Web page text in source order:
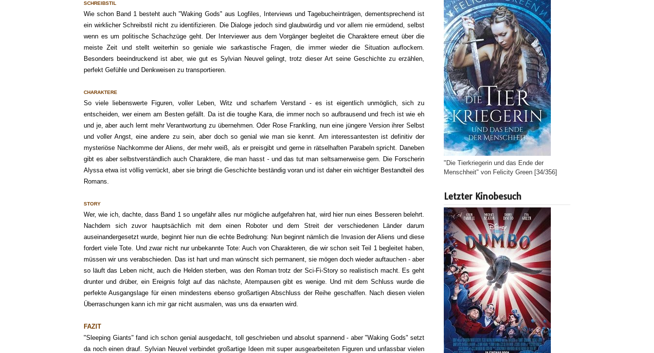
SCHREIBSTIL
Wie schon Band 1 besteht auch "Waking Gods" aus Logfiles, Interviews und Tagebucheinträgen, dementsprechend ist
ein wirklicher Schreibstil nicht zu identifizieren. Die Dialoge jedoch sind glaubwürdig und vor allem nie ermüdend, selbst
wenn es um politische Schachzüge geht. Der Interviewer aus dem Vorgänger begleitet die Charaktere erneut über die
meiste Zeit und stellt weiterhin so geniale wie sarkastische Fragen, die immer wieder die Situation auflockern.
Besonders beeindruckend ist aber, wie gut es Sylvian Neuvel gelingt, trotz dieser Art seine Geschichte zu erzählen,
perfekt Gefühle und Denkweisen zu transportieren.
CHARAKTERE
So viele liebenswerte Figuren, voller Leben, Witz und scharfem Verstand - es ist eigentlich unmöglich, sich zu
entscheiden, wer einem am Besten gefällt. Da ist die toughe Kara, die immer noch so aufbrausend und frech ist wie eh
und je, aber auch lernt mehrVerantwortung zu übernehmen. Oder Rose Frankling, nun eine jüngere Version ihrer Selbst
und voller Angst, eine andere zu sein, aber doch so genial wie man sie kennt. Am interessantesten ist definitiv der
mysteriöse Nachkomme der Aliens, der mehr weiß, als er preisgibt und gerne in rätselhaften Parabeln spricht. Daneben
gibt es aber selbstverständlich auch Charaktere, die man hasst - und das tut man seltsamerweise gern. Die Forscherin
Alyssa etwa ist völlig verrückt, aber sie bringt die Geschichte beständig voran und ist daher ein wichtiger Bestandteil des
Romans.
STORY
Wer, wie ich, dachte, dass Band 1 so ungefähr alles nur mögliche aufgefahren hat, wird hier nun eines Besseren belehrt.
Nachdem sich zuvor hauptsächlich mit dem einen Roboter und dem Streit der verschiedenen Länder darum
auseinandergesetzt wurde, beginnt hier nun die echte Bedrohung: Nun beginnt nämlich die Invasion der Aliens und diese
fordert viele Tote. Undzwar nicht nur unbekannte Tote: Auch von Charakteren, die wir schon seit Teil 1 begleitet haben,
müssen wir uns verabschieden. Das ist hart und man wünscht sich permanent, sie mögen doch wieder auftauchen - aber
so läuft das Leben nicht, auch die Helden sterben, was den Roman trotz der Sci-Fi-Story so realistisch macht. Es geht
drunter und drüber, ein Ereignis folgt auf das nächste, Atempausen gibt es wenige. Und mit dem Schlusswurde die
perfekte Ausgangslage für einen mindestens ebenso großartigen Abschluss der Reihe geschaffen. Nach diesen vielen
Überraschungen kann ich mir gar nicht ausmalen, was uns da erwarten wird.
FAZIT
"Sleeping Giants" fand ich schon genial ausgedacht, toll geschrieben und absolut spannend - aber "Waking Gods" setzt
da noch einen drauf. Sylvian Neuvel verbindet großartige Ideen mitsuper ausgearbeiteten Figuren und unfassbar vielen
"Die Tierkriegerin und das Ende der
Menschheit" von Felicity Green [34/356]
Letzter Kinobesuch